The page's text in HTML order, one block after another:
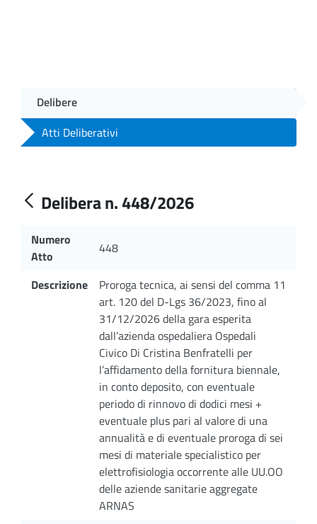
Delibere
Atti Deliberativi
Delibera n. 448/2026
Numero
Atto
448
Descrizione
Proroga tecnica, ai sensi del comma 11
art. 120 del D-Lgs 36/2023, fino al
31/12/2026 della gara esperita
dall’azienda ospedaliera Ospedali
Civico Di Cristina Benfratelli per
l’affidamento della fornitura biennale,
in conto deposito, con eventuale
periodo di rinnovo di dodici mesi +
eventuale plus pari al valore di una
annualità e di eventuale proroga di sei
mesi di materiale specialistico per
elettrofisiologia occorrente alle UU.OO
delle aziende sanitarie aggregate
ARNAS